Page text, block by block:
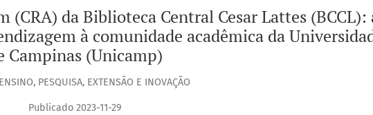
(CRA) da Biblioteca Central Cesar Lattes
à comunidade acadêmica da
Campinas (Unicamp)
PESQUISA, EXTENSÃO E INOVAÇÃO
Publicado 2023-11-29